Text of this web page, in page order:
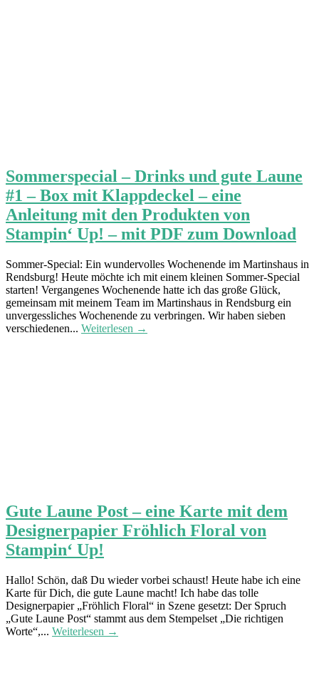
Sommerspecial – Drinks und gute Laune
#1 – Box mit Klappdeckel – eine
Anleitung mit den Produkten von
Stampin‘ Up! – mit PDF zum Download
Sommer-Special: Ein wundervolles Wochenende im Martinshaus in
Rendsburg! Heute möchte ich mit einem kleinen Sommer-Special
starten! Vergangenes Wochenende hatte ich das große Glück,
gemeinsam mit meinem Team im Martinshaus in Rendsburg ein
unvergessliches Wochenende zu verbringen. Wir haben sieben
verschiedenen... Weiterlesen →
Gute Laune Post – eine Karte mit dem
Designerpapier Fröhlich Floral von
Stampin‘ Up!
Hallo! Schön, daß Du wieder vorbei schaust! Heute habe ich eine
Karte für Dich, die gute Laune macht! Ich habe das tolle
Designerpapier „Fröhlich Floral“ in Szene gesetzt: Der Spruch
„Gute Laune Post“ stammt aus dem Stempelset „Die richtigen
Worte“,... Weiterlesen →